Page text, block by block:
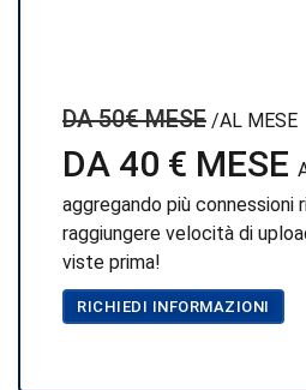
DA 50€ MESE /AL MESE
DA 40 € MESE
aggregando più connessioni
raggiungere velocità di
viste prima!
RICHIEDI INFORMAZIONI